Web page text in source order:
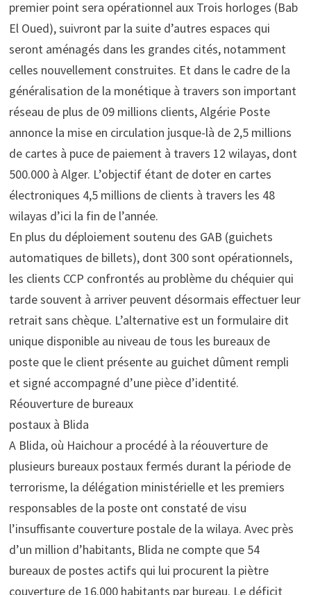
premier point sera opérationnel aux Trois horloges (Bab
El Oued), suivront par la suite d’autres espaces qui
seront aménagés dans les grandes cités, notamment
celles nouvellement construites. Et dans le cadre de la
généralisation de la monétique à travers son important
réseau de plus de 09 millions clients, Algérie Poste
annonce la mise en circulation jusque-là de 2,5 millions
de cartes à puce de paiement à travers 12 wilayas, dont
500.000 à Alger. L’objectif étant de doter en cartes
électroniques 4,5 millions de clients à travers les 48
wilayas d’ici la fin de l’année.
En plus du déploiement soutenu des GAB (guichets
automatiques de billets), dont 300 sont opérationnels,
les clients CCP confrontés au problème du chéquier qui
tarde souvent à arriver peuvent désormais effectuer leur
retrait sans chèque. L’alternative est un formulaire dit
unique disponible au niveau de tous les bureaux de
poste que le client présente au guichet dûment rempli
et signé accompagné d’une pièce d’identité.
Réouverture de bureaux
postaux à Blida
A Blida, où Haichour a procédé à la réouverture de
plusieurs bureaux postaux fermés durant la période de
terrorisme, la délégation ministérielle et les premiers
responsables de la poste ont constaté de visu
l’insuffisante couverture postale de la wilaya. Avec près
d’un million d’habitants, Blida ne compte que 54
bureaux de postes actifs qui lui procurent la piètre
couverture de 16.000 habitants par bureau. Le déficit